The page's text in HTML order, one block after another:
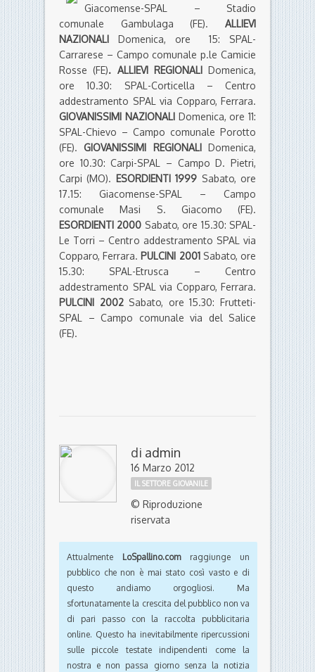
Giacomense-SPAL – Stadio
comunale Gambulaga (FE). ALLIEVI
NAZIONALI Domenica, ore 15: SPAL-
Carrarese – Campo comunale p.le Camicie
Rosse (FE). ALLIEVI REGIONALIDomenica,
ore 10.30: SPAL-Corticella – Centro
addestramento SPAL via Copparo, Ferrara.
GIOVANISSIMI NAZIONALI Domenica, ore 11:
SPAL-Chievo – Campo comunale Porotto
(FE).GIOVANISSIMI REGIONALIDomenica,
ore 10.30: Carpi-SPAL – Campo D. Pietri,
Carpi (MO). ESORDIENTI 1999 Sabato, ore
17.15: Giacomense-SPAL – Campo
comunale Masi S. Giacomo (FE).
ESORDIENTI 2000 Sabato, ore 15.30: SPAL-
Le Torri – Centro addestramento SPAL via
Copparo, Ferrara. PULCINI 2001 Sabato, ore
15.30: SPAL-Etrusca – Centro
addestramento SPAL via Copparo, Ferrara.
PULCINI 2002 Sabato, ore 15.30: Frutteti-
SPAL – Campo comunale via del Salice
(FE).
di admin
16 Marzo 2012
IL SETTORE GIOVANILE
© Riproduzione
riservata
Attualmente LoSpallino.comraggiunge un
pubblico che non è mai stato così vasto e di
questo andiamo orgogliosi. Ma
sfortunatamente la crescita del pubblico non va
di pari passo con la raccolta pubblicitaria
online. Questo ha inevitabilmente ripercussioni
sulle piccole testate indipendenti come la
nostra e non passa giorno senza la notizia